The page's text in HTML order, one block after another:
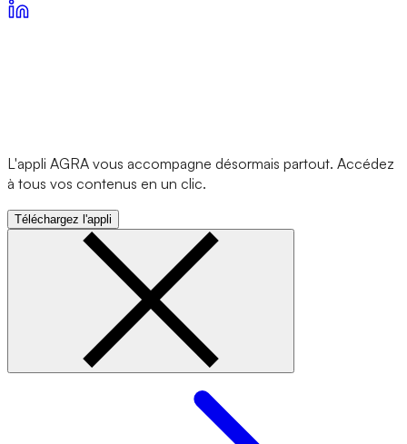
L'appli AGRA vous accompagne désormais partout. Accédez
à tous vos contenus en un clic.
Téléchargez l'appli